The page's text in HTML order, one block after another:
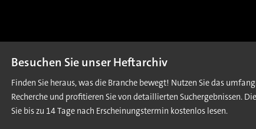
Besuchen Sie unser Heftarchiv
Finden Sie heraus, was die Branche bewegt! Nutzen Sie das
Recherche und profitieren Sie von detaillierten Suchergebnissen.
Sie bis zu 14 Tage nach Erscheinungstermin kostenlos lesen.